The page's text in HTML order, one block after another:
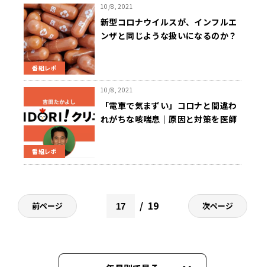
番組レポ
10/8, 2021
新型コロナウイルスが、インフルエ
ンザと同じような扱いになるのか？
番組レポ
10/8, 2021
「電車で気まずい」コロナと間違わ
れがちな咳喘息│原因と対策を医師
前ページ 19 次ページ